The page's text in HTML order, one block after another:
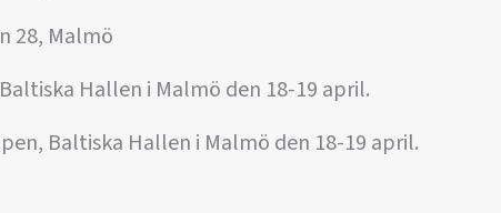
28, Malmö
Hallen i Malmö den 18-19 april.
Baltiska Hallen i Malmö den 18-19 april.